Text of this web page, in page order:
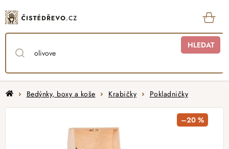
na
obsah
HLEDAT
DomůBedýnky, boxy a koše Krabičky Pokladničky
–20 %